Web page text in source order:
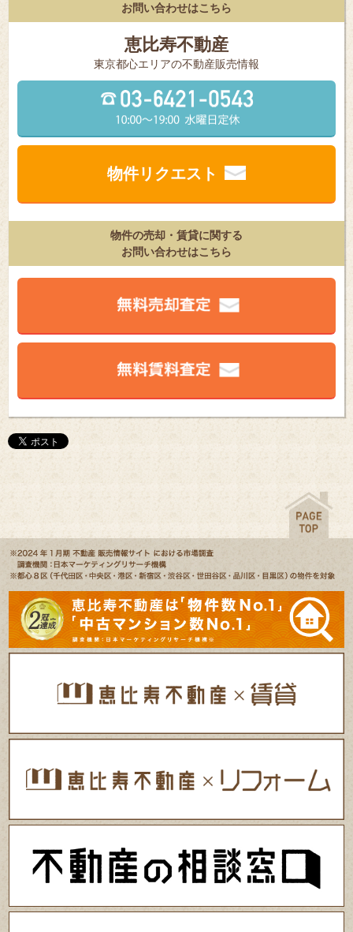
お問い合わせはこちら
恵比寿不動産
東京都⼼エリアの不動産販売情報
物件リクエスト
物件の売却・賃貸に関する
お問い合わせはこちら